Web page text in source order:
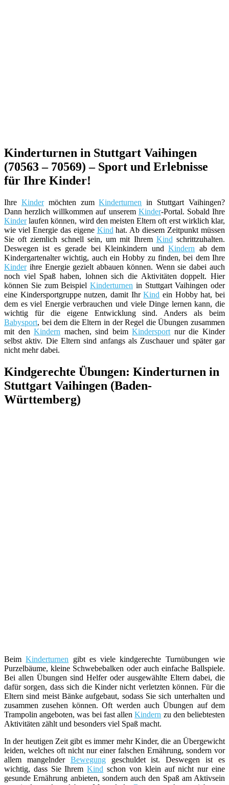
Kinderturnen in Stuttgart Vaihingen
(70563 – 70569) – Sport und Erlebnisse
für Ihre Kinder!
Ihre Kindermöchten zumKinderturnen in Stuttgart Vaihingen?
Dann herzlich willkommen auf unserem Kinder-Portal. Sobald Ihre
Kinderlaufen können, wird den meisten Eltern oft erst wirklich klar,
wie viel Energie das eigene Kind hat. Ab diesem Zeitpunkt müssen
Sie oft ziemlich schnell sein, um mit Ihrem Kind schrittzuhalten.
Deswegen ist es gerade bei Kleinkindern undKindern ab dem
Kindergartenalter wichtig, auch ein Hobby zu finden, bei dem Ihre
Kinderihre Energie gezielt abbauen können. Wenn sie dabei auch
noch viel Spaß haben, lohnen sich die Aktivitäten doppelt. Hier
können Sie zum Beispiel Kinderturnen in Stuttgart Vaihingen oder
eine Kindersportgruppe nutzen, damit IhrKind ein Hobby hat, bei
dem es viel Energie verbrauchen und viele Dinge lernen kann, die
wichtig für die eigene Entwicklung sind. Anders als beim
Babysport, bei dem die Eltern in der Regel die Übungen zusammen
mit denKindern machen, sind beimKindersport nur die Kinder
selbst aktiv. Die Eltern sind anfangs als Zuschauer und später gar
nicht mehr dabei.
Kindgerechte Übungen: Kinderturnen in
Stuttgart Vaihingen (Baden-
Württemberg)
BeimKinderturnen gibt es viele kindgerechte Turnübungen wie
Purzelbäume, kleine Schwebebalken oder auch einfache Ballspiele.
Bei allen Übungen sind Helfer oder ausgewählte Eltern dabei, die
dafür sorgen, dass sich die Kinder nicht verletzten können. Für die
Eltern sind meist Bänke aufgebaut, sodass Sie sich unterhalten und
zusammen zusehen können. Oft werden auch Übungen auf dem
Trampolin angeboten, was bei fast allenKindern zu den beliebtesten
Aktivitäten zählt und besonders viel Spaß macht.
In der heutigen Zeit gibt es immer mehr Kinder, die an Übergewicht
leiden, welches oft nicht nur einer falschen Ernährung, sondern vor
allem mangelnder Bewegunggeschuldet ist. Deswegen ist es
wichtig, dass Sie IhremKind schon von klein auf nicht nur eine
gesunde Ernährung anbieten, sondern auch den Spaß am Aktivsein